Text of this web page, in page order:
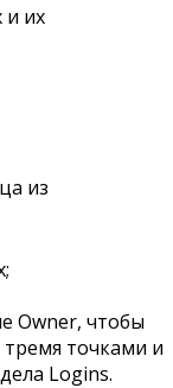
и их
из
Owner, чтобы
точками и
Logins.